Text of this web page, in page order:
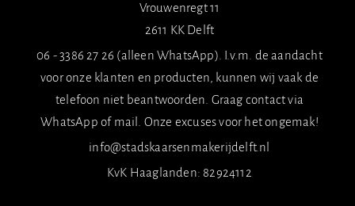
Vrouwenregt 11
2611 KK Delft
06 - 3386 27 26 (alleen WhatsApp). I.v.m. de aandacht
voor onze klanten en producten, kunnen wij vaak de
telefoon niet beantwoorden. Graag contact via
WhatsApp of mail. Onze excuses voor het ongemak!
info@stadskaarsenmakerijdelft.nl
KvK Haaglanden: 82924112